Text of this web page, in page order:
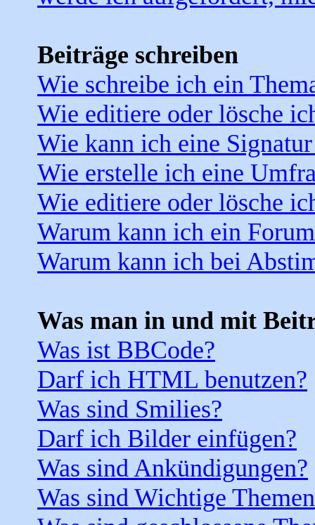
Beiträge schreiben
Wie schreibe ich ein
Wie editiere oder lösche
Wie kann ich eine Signatur
Wie erstelle ich eine
Wie editiere oder lösche
Warum kann ich ein
Warum kann ich bei
Was man in und mit
Was ist BBCode?
Darf ich HTML benutzen?
Was sind Smilies?
Darf ich Bilder einfügen?
Was sind Ankündigungen?
Was sind Wichtige